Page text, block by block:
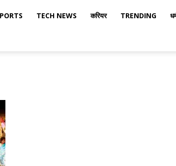
TECH NEWS करियर TRENDING